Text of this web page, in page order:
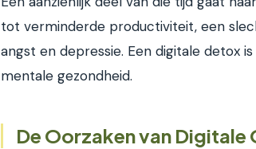
tot verminderde productiviteit, een
angst en depressie. Een digitale detox
mentale gezondheid.
De Oorzaken van